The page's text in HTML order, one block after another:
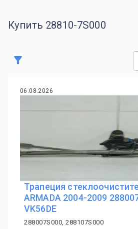
Купить 28810-7S000
06.08.2026
Трапеция
ARMADA 2004-2009
VK56DE
288007S000, 288107S000